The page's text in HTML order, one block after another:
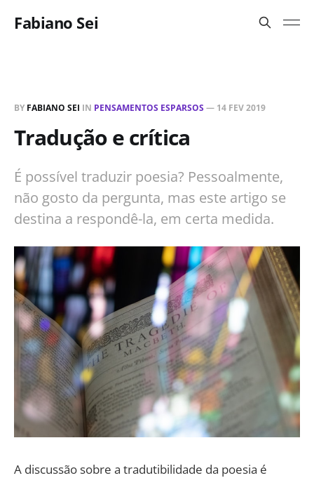
Fabiano Sei
BY FABIANO SEI IN PENSAMENTOS ESPARSOS — 14 FEV 2019
Tradução e crítica
É possível traduzir poesia? Pessoalmente,
não gosto da pergunta, mas este artigo se
destina a respondê-la, em certa medida.
A discussão sobre a tradutibilidade da poesia é